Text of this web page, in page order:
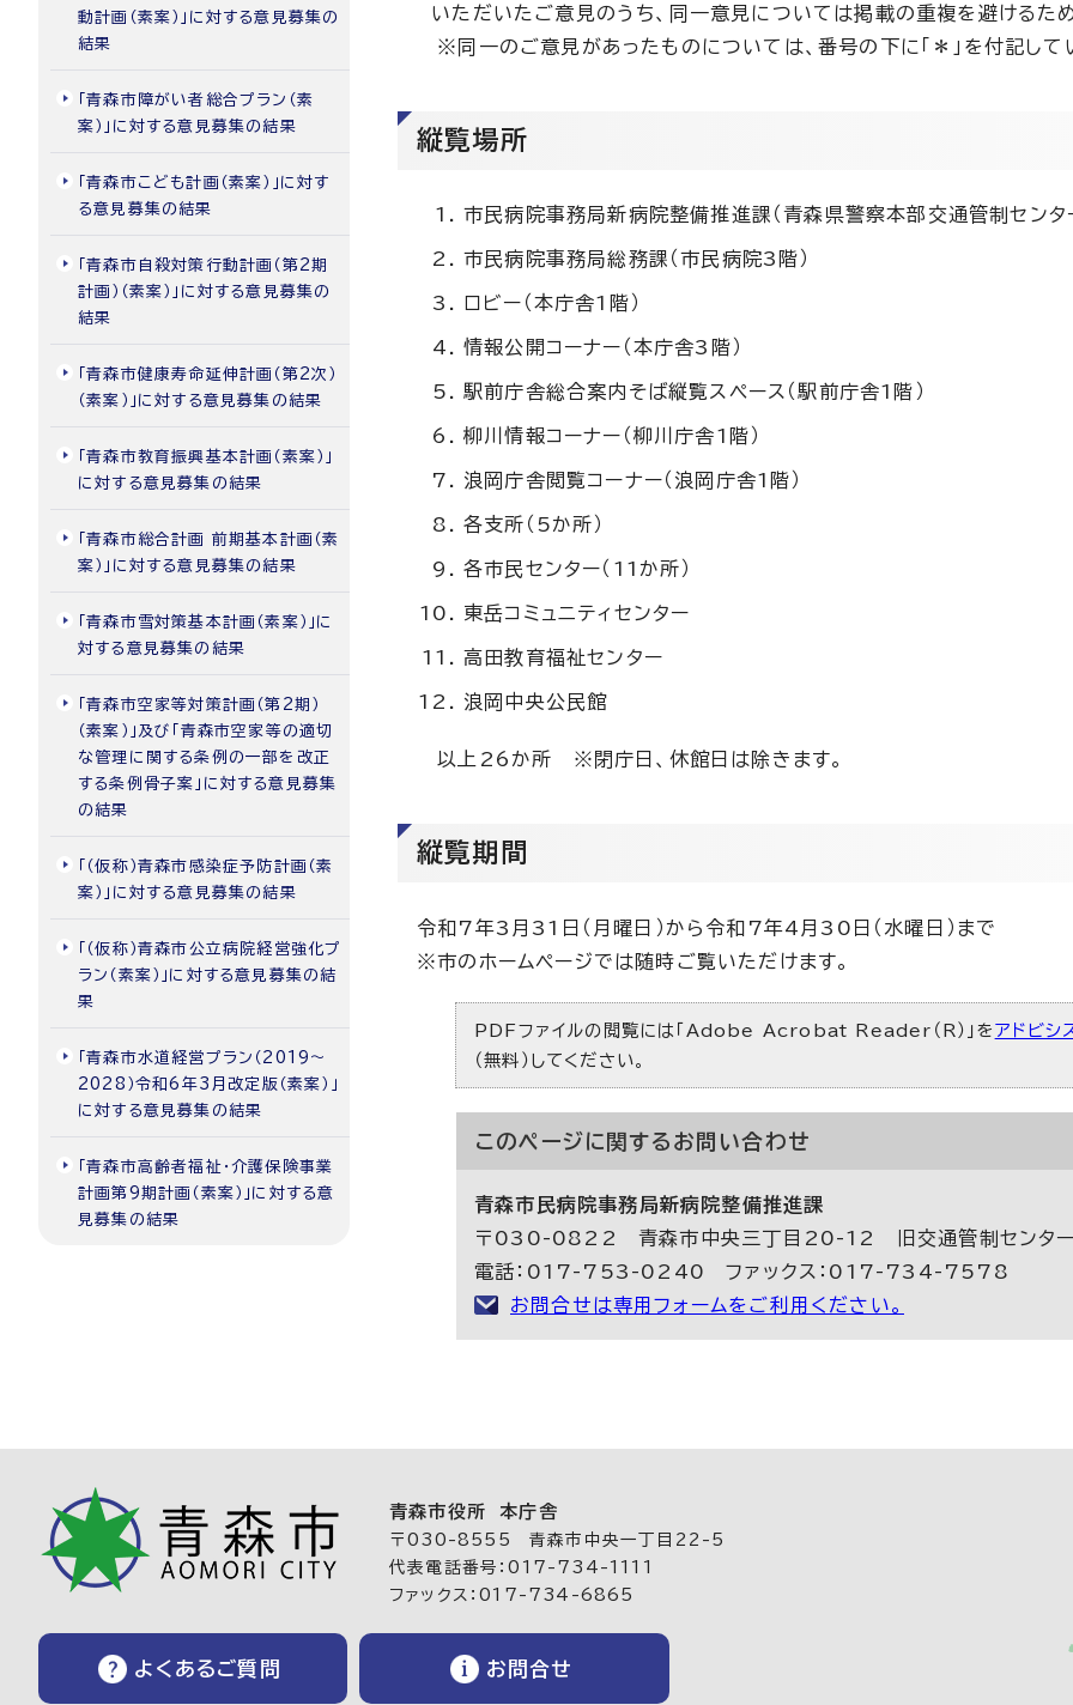
いただいたご意見のうち、同一意見については掲載の重複を避けるた
※同一のご意見があったものについては、番号の下に「＊」を付記して
縦覧場所
市民病院事務局新病院整備推進課（青森県警察本部交通管制センタ
市民病院事務局総務課（市民病院3階）
ロビー（本庁舎1階）
情報公開コーナー（本庁舎3階）
駅前庁舎総合案内そば縦覧スペース（駅前庁舎1階）
柳川情報コーナー（柳川庁舎1階）
浪岡庁舎閲覧コーナー（浪岡庁舎1階）
各支所（5か所）
各市民センター（11か所）
東岳コミュニティセンター
高田教育福祉センター
浪岡中央公民館
以上26か所 ※閉庁日、休館日は除きます。
縦覧期間
令和7年3月31日（月曜日）から令和7年4月30日（水曜日）まで
※市のホームページでは随時ご覧いただけます。
PDFファイルの閲覧には「Adobe Acrobat Reader（R）」を アドビシ
（無料）してください。
このページに関する お問い合わせ
青森市民病院事務局新病院整備推進課
〒030-0822 青森市中央三丁目20-12 旧交通管制センタ
電話：017-753-0240 ファックス：017-734-7578
お問合せは専用フォームをご利用ください。
動計画（素案）」に対する意見募集の
結果
「青森市障がい者総合プラン（素
案）」に対する意見募集の結果
「青森市こども計画（素案）」に対す
る意見募集の結果
「青森市自殺対策行動計画（第2期
計画）（素案）」に対する意見募集の
結果
「青森市健康寿命延伸計画（第2次）
（素案）」に対する意見募集の結果
「青森市教育振興基本計画（素案）」
に対する意見募集の結果
「青森市総合計画 前期基本計画（素
案）」に対する意見募集の結果
「青森市雪対策基本計画（素案）」に
対する意見募集の結果
「青森市空家等対策計画（第2期）
（素案）」及び「青森市空家等の適切
な管理に関する条例の一部を改正
する条例骨子案」に対する意見募集
の結果
「（仮称）青森市感染症予防計画（素
案）」に対する意見募集の結果
「（仮称）青森市公立病院経営強化プ
ラン（素案）」に対する意見募集の結
果
「青森市水道経営プラン（2019～
2028）令和6年3月改定版（素案）」
に対する意見募集の結果
「青森市高齢者福祉・介護保険事業
計画第9期計画（素案）」に対する意
見募集の結果
青森市役所 本庁舎
〒030-8555 青森市中央一丁目22-5
代表電話番号：017-734-1111
ファックス：017-734-6865
よくあるご質問 お問合せ